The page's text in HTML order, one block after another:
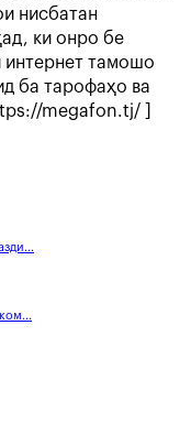
нисбатан
ки онро бе
интернет тамошо
ба тарофаҳо ва
megafon.tj/ ]